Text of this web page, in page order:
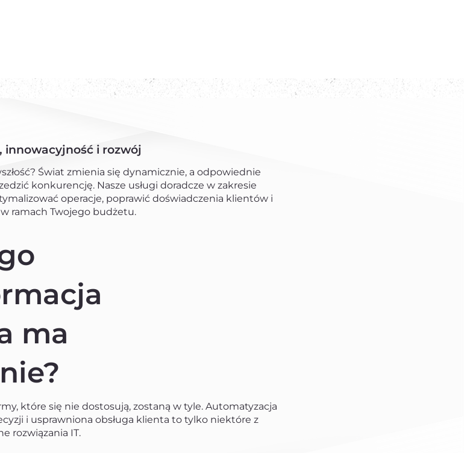
i rozwój
Świat zmienia się dynamicznie, a odpowiednie
konkurencję. Nasze usługi doradcze w zakresie
operacje, poprawić doświadczenia klientów i
ramach Twojego budżetu.
ma
które się nie dostosują, zostaną w tyle. Automatyzacja
i usprawniona obsługa klienta to tylko niektóre z
rozwiązania IT.